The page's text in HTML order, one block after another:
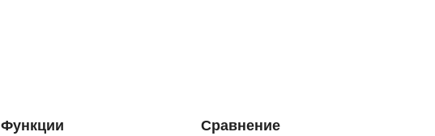
Функции Сравнение